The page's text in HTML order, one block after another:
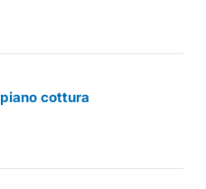
piano cottura